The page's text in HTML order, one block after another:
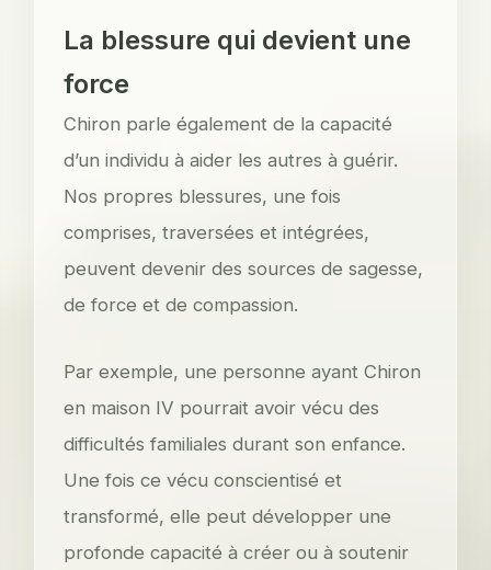
La blessure qui devient une
force
Chiron parle également de la capacité
d’un individu à aider les autres à guérir.
Nos propres blessures, une fois
comprises, traversées et intégrées,
peuvent devenir des sources de sagesse,
de force et de compassion.
Par exemple, une personne ayant Chiron
en maison IV pourrait avoir vécu des
difficultés familiales durant son enfance.
Une fois ce vécu conscientisé et
transformé, elle peut développer une
profonde capacité à créer ou à soutenir